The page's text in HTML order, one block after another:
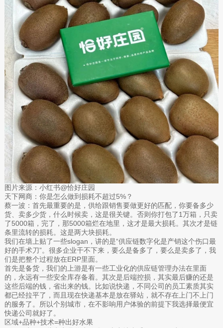
图片来源：小红书@恰好庄园
天下网商：你是怎么做到损耗不超过5%？
蔡一波：首先最重要的是，供给跟销售要做更好的匹配，你要备多少
货、卖多少货，什么时候卖，这是很关键。否则你打包了1万箱，只卖
了5000箱，完了，那5000箱烂在地里，这才是最大损耗。其次才是链
条里流转的损耗。这是两大块损耗。
我们在墙上贴了一些slogan，讲的是“供应链数字化是产销这个伤口最
好的手术刀”。很多企业干不下来，要么是备多了，要么是卖多了，我
们是把整个过程放在ERP里面。
首先是备货，我们的上游是有一些工业化的供应链管理办法在里面
的，永远有一些安全库存备着。其次是后端控损，其实最后赚的还是
这些后端的钱，省出来的钱。比如说快递，不同公司的员工素质其实
都已经拉平了，而且现在快递基本是放在驿站，就不存在上门不上门
的服务了。所以个别城市，在不影响用户体验的前提下我选择最便宜
快递公司就好了。
区域+品种+技术=种出好水果